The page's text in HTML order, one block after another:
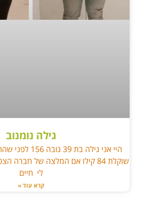
גילה נומנוב
היי אני גילה בת
שוקלת 84 קילו אם המלצה של
לי חיים
קרא עוד »